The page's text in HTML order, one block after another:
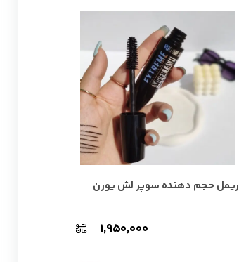
ریمل حجم دهنده سوپر لش یورن
۱,۹۵۰,۰۰۰